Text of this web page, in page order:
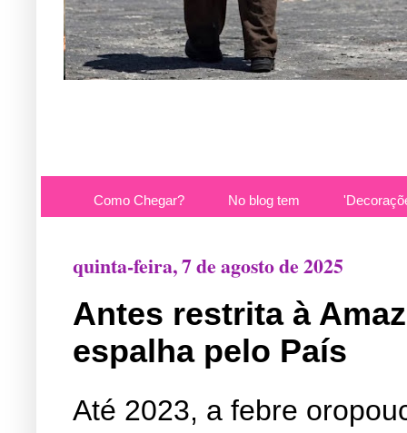
Como Chegar? No blog tem
quinta-feira, 7 de agosto de 2025
Antes restrita à
espalha pelo País
Até 2023, a febre